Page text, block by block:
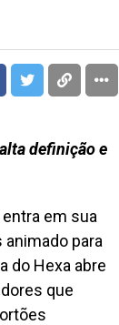
definição e
em sua
para
do Hexa abre
que